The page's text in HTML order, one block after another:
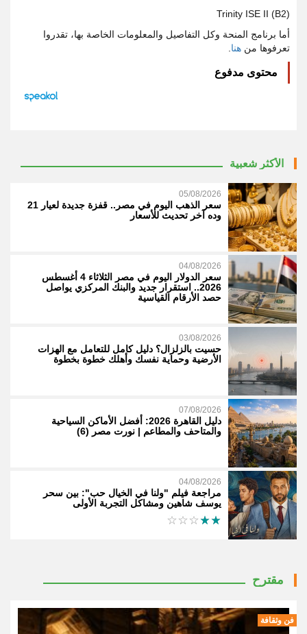
Trinity ISE II (B2)
أما برنامج المنحة وكل التفاصيل والمعلومات الخاصة بها، تقدروا
تعرفوها من هنا.
محتوى مدفوع
الأكثر شعبية
05/08/2026
سعر الذهب اليوم في مصر.. قفزة جديدة لعيار 21
وده آخر تحديث للأسعار
04/08/2026
سعر الدولار اليوم في مصر الثلاثاء 4 أغسطس
2026.. استقرار جديد والبنك المركزي يواصل
حصد الأرقام القياسية
03/08/2026
حسيت بالزلزال؟ دليل كامل للتعامل مع الهزات
الأرضية وحماية نفسك وأهلك خطوة بخطوة
07/08/2026
دليل القاهرة 2026: أفضل الأماكن السياحية
والمتاحف والمطاعم | نورت مصر (6)
04/08/2026
مراجعة فيلم "ولنا في الخيال حب": بين سحر
يوسف شاهين ومشاكل التجربة الأولى
مقترح
فن وثقافة